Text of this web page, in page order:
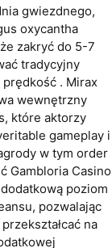
gwiezdnego,
oxycantha
zakryć do 5-7
tradycyjny
. Mirax
wewnętrzny
które aktorzy
gameplay i
w tym order
Gambloria Casino
poziom
pozwalając
na